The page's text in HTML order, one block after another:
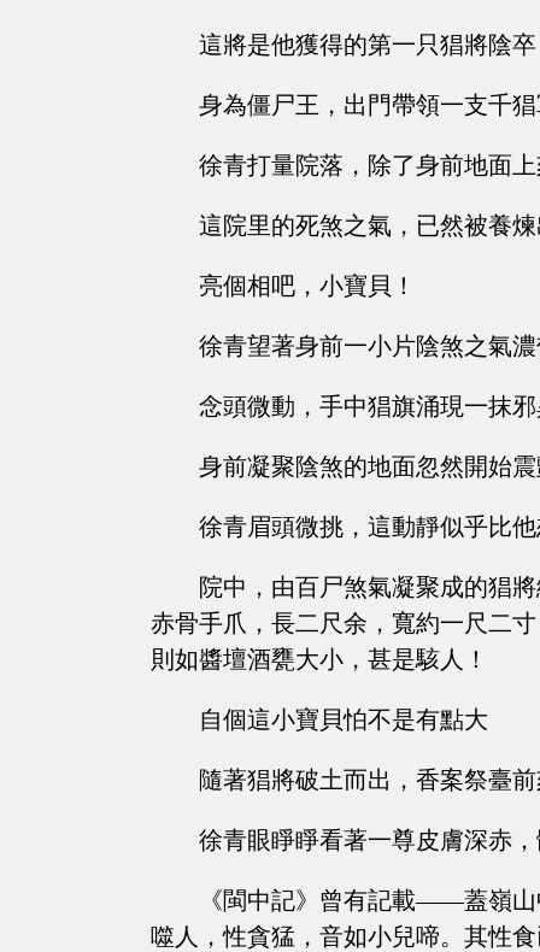
這將是他獲得的第一只猖將陰
身為僵尸王，出門帶領一支千
徐青打量院落，除了身前地面
這院里的死煞之氣，已然被養
亮個相吧，小寶貝！
徐青望著身前一小片陰煞之氣
念頭微動，手中猖旗涌現一抹
身前凝聚陰煞的地面忽然開始
徐青眉頭微挑，這動靜似乎比
院中，由百尸煞氣凝聚成的猖
赤骨手爪，長二尺余，寬約一尺二
則如醬壇酒甕大小，甚是駭人！
自個這小寶貝怕不是有點大
隨著猖將破土而出，香案祭臺
徐青眼睜睜看著一尊皮膚深赤
《閩中記》曾有記載——蓋嶺
噬人，性貪猛，音如小兒啼。其性